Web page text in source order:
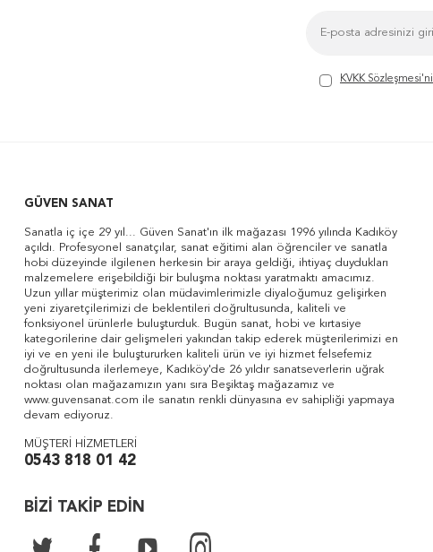
KVKK Sözleşmesi'ni
GÜVEN SANAT
Sanatla iç içe 29 yıl... Güven Sanat'ın ilk mağazası 1996 yılında Kadıköy
açıldı. Profesyonel sanatçılar, sanat eğitimi alan öğrenciler ve sanatla
hobi düzeyinde ilgilenen herkesin bir araya geldiği, ihtiyaç duydukları
malzemelere erişebildiği bir buluşma noktası yaratmaktı amacımız.
Uzun yıllar müşterimiz olan müdavimlerimizle diyaloğumuz gelişirken
yeni ziyaretçilerimizi de beklentileri doğrultusunda, kaliteli ve
fonksiyonel ürünlerle buluşturduk. Bugün sanat, hobi ve kırtasiye
kategorilerine dair gelişmeleri yakından takip ederek müşterilerimizi en
iyi ve en yeni ile buluştururken kaliteli ürün ve iyi hizmet felsefemiz
doğrultusunda ilerlemeye, Kadıköy'de 26 yıldır sanatseverlerin uğrak
noktası olan mağazamızın yanı sıra Beşiktaş mağazamız ve
www.guvensanat.com ile sanatın renkli dünyasına ev sahipliği yapmaya
devam ediyoruz.
MÜŞTERİ HİZMETLERİ
0543 818 01 42
BİZİ TAKİP EDİN